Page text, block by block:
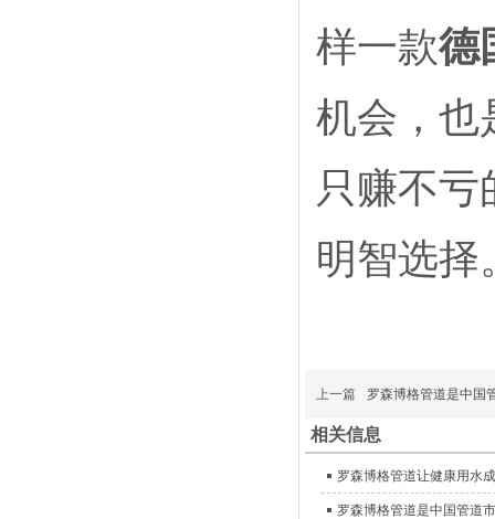
样一款德
机会，也
只赚不
明智选择
上一篇 罗森博格管道是中国
相关信息
罗森博格管道让健康用水
罗森博格管道是中国管道